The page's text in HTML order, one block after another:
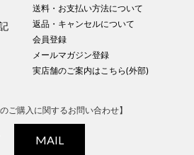
送料・お支払い方法について
返品・キャンセルについて
会員登録
メールマガジン登録
実店舗のご案内はこちら(外部)
ご購入に関するお問い合わせ】
MAIL